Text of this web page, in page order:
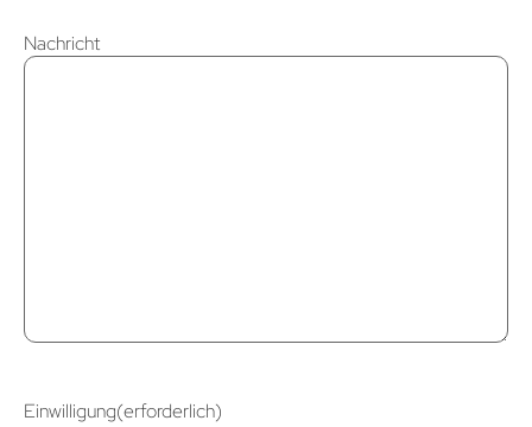
Nachricht
Einwilligung(erforderlich)